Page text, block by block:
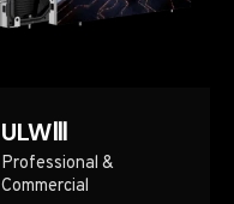
ULWⅢ
Professional &
Commercial